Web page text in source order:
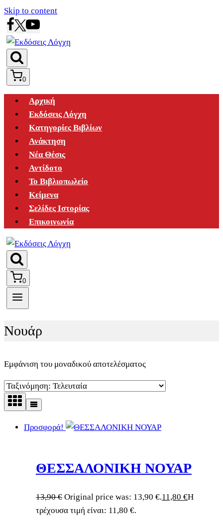
Skip to content
0
Αρχική
Εκδόσεις Λόγχη
Κατηγορίες Βιβλίων
Ανάκτηση
Νέα Θέσις
Αντίδοτο
Το Βιβλιοπωλείο
Κείμενα
Σελίδες Ιστορίας
Επικοινωνία
0
Νουάρ
Εμφάνιση του μοναδικού αποτελέσματος
Προσφορά!
ΘΕΣΣΑΛΟΝΙΚΗ ΝΟΥΑΡ
13,90€ Original price was: 13,90 €.11,80 €Η
τρέχουσα τιμή είναι: 11,80 €.